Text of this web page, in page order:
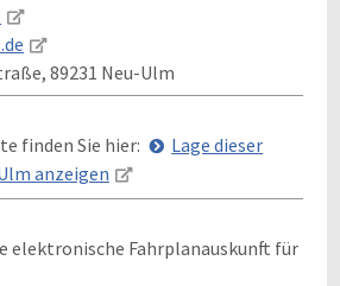
89231 Neu-Ulm
finden Sie hier:
Lage dieser
anzeigen
elektronische Fahrplanauskunft für